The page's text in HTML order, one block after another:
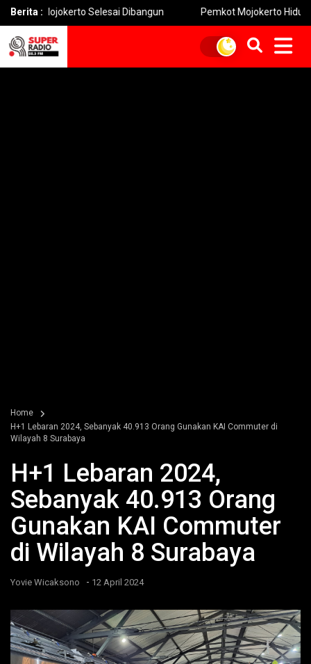
Berita :Selesai Dibangun Pemkot Mojokerto Hidupkan
Home
H+1 Lebaran 2024, Sebanyak 40.913 Orang Gunakan KAI Commuter di
Wilayah 8 Surabaya
H+1 Lebaran 2024,
Sebanyak 40.913 Orang
Gunakan KAI Commuter
di Wilayah 8 Surabaya
Yovie Wicaksono - 12 April 2024